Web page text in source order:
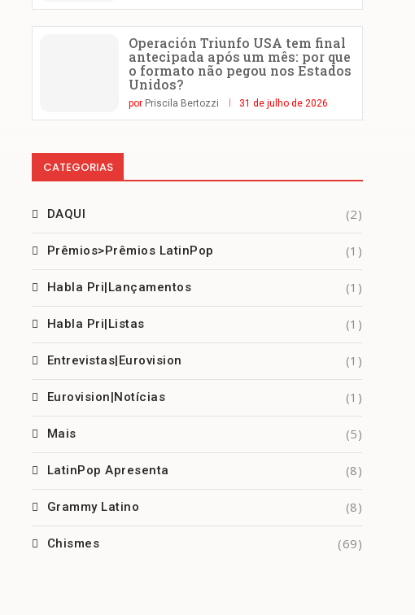
Operación Triunfo USA tem final
antecipada após um mês: por que
o formato não pegou nos Estados
Unidos?
por Priscila Bertozzi 31 de julho de 2026
CATEGORIAS
DAQUI (2)
Prêmios>Prêmios LatinPop (1)
Habla Pri|Lançamentos (1)
Habla Pri|Listas (1)
Entrevistas|Eurovision (1)
Eurovision|Notícias (1)
Mais (5)
LatinPop Apresenta (8)
Grammy Latino (8)
Chismes (69)